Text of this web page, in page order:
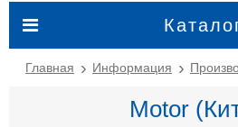
Главная Информация
Motor